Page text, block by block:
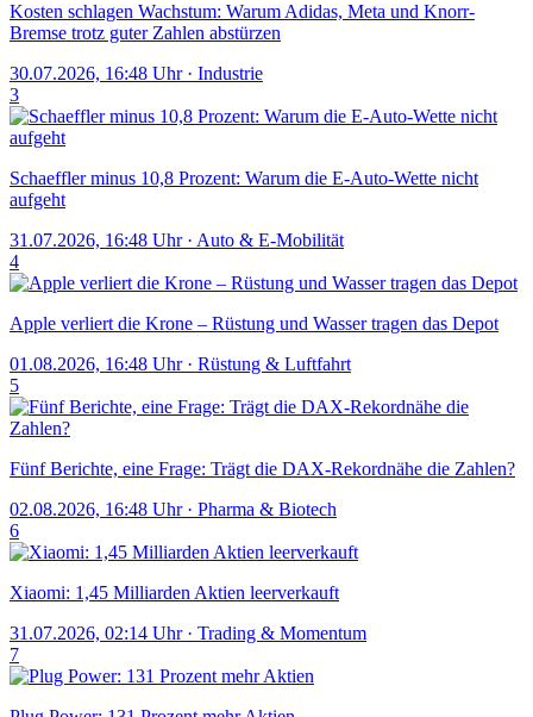
Kosten schlagen Wachstum: Warum Adidas, Meta und Knorr-
Bremse trotz guter Zahlen abstürzen
30.07.2026, 16:48 Uhr · Industrie
3
Schaeffler minus 10,8 Prozent: Warum die E-Auto-Wette nicht
aufgeht
31.07.2026, 16:48 Uhr · Auto & E-Mobilität
4
Apple verliert die Krone – Rüstung und Wasser tragen das Depot
01.08.2026, 16:48 Uhr · Rüstung & Luftfahrt
5
Fünf Berichte, eine Frage: Trägt die DAX-Rekordnähe die Zahlen?
02.08.2026, 16:48 Uhr · Pharma & Biotech
6
Xiaomi: 1,45 Milliarden Aktien leerverkauft
31.07.2026, 02:14 Uhr · Trading & Momentum
7